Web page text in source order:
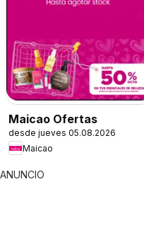
Maicao Ofertas
desde jueves 05.08.2026
Maicao
ANUNCIO